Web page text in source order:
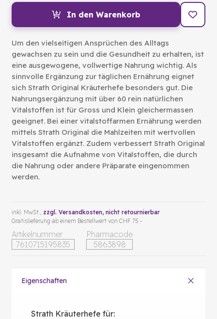
In den Warenkorb
Um den vielseitigen Ansprüchen des Alltags
gewachsen zu sein und die Gesundheit zu erhalten, ist
eine ausgewogene, vollwertige Nahrung wichtig. Als
sinnvolle Ergänzung zur täglichen Ernährung eignet
sich Strath Original Kräuterhefe besonders gut. Die
Nahrungsergänzung mit über 60 rein natürlichen
Vitalstoffen ist für Gross und Klein gleichermassen
geeignet. Bei einer vitalstoffarmen Ernährung werden
mittels Strath Original die Mahlzeiten mit wertvollen
Vitalstoffen ergänzt. Zudem verbessert Strath Original
insgesamt die Aufnahme von Vitalstoffen, die durch
die Nahrung oder andere Präparate eingenommen
werden.
Artikelnummer
7610715195835
Pharmacode
5863898
inkl. MwSt., zzgl. Versandkosten, nicht retournierbar
Gratislieferung ab einem Bestellwert von CHF 75.-
Eigenschaften
Strath Kräuterhefe für: